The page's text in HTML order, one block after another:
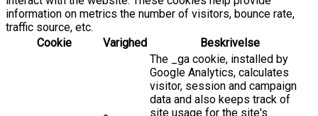
information on metrics the number of visitors, bounce rate,
traffic source, etc.
Cookie
Varighed Beskrivelse
The _ga cookie, installed by
Google Analytics, calculates
visitor, session and campaign
data and also keeps track of
site usage for the site's